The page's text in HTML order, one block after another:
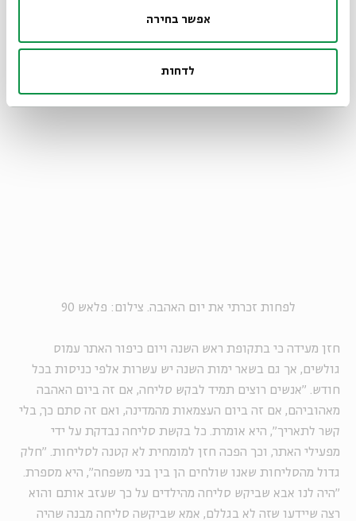
אפשר בחירה
לדחות
לפחות זכרתי את יום האהבה. צילום: פלאש 90
חזן מעידה כי בתקופת ראש השנה ויום כיפור האתר עמוס
גולשים, אך גם בשאר ימות השנה יש עשרות אלפי כניסות בכל
חודש. "אנשים רוצים תמיד לבקש סליחה, אם זה ביום האהבה
מאהוביהם, אם זה ביום העצמאות מהמדינה, ואם זה סתם כך, בלי
קשר לתאריך", היא אומרת. כל בקשת סליחה נבדקת על ידי
מפעילי האתר, וכך הפכה חזן למומחית לא קטנה לסליחות. "חלק
גדול מהסליחות שאנו שולחים הן בין בני משפחה", היא מספרת.
"היה לנו אבא שביקש סליחה מהילדים על כך שעזב אותם והוא
רצה שיידעו שזה לא בגללם, אמא שביקשה סליחה מבנה שהיה